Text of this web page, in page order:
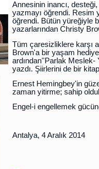
Annesinin inancı,
yazmayı öğrendi. Resim
öğrendi. Bütün yüreğiyle
yazarlarından Christy
Tüm çaresizliklere karşı
Brown'a bir yaşam
ardından''Parlak Meslek-
yazdı. Şiirlerini de bir
Ernest Hemingbey'in
zaman yitirme; sahip
Engel-i engellemek
Antalya, 4 Aralık 2014